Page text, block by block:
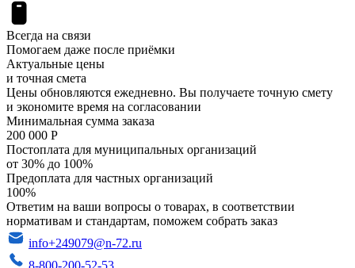
Всегда на связи
Помогаем даже после приёмки
Актуальные цены
и точная смета
Цены обновляются ежедневно. Вы получаете точную смету
и экономите время на согласовании
Минимальная сумма заказа
200 000 Р
Постоплата для муниципальных организаций
от 30% до 100%
Предоплата для частных организаций
100%
Ответим на ваши вопросы о товарах, в соответствии
нормативам и стандартам, поможем собрать заказ
info+249079@n-72.ru
8-800-200-52-53